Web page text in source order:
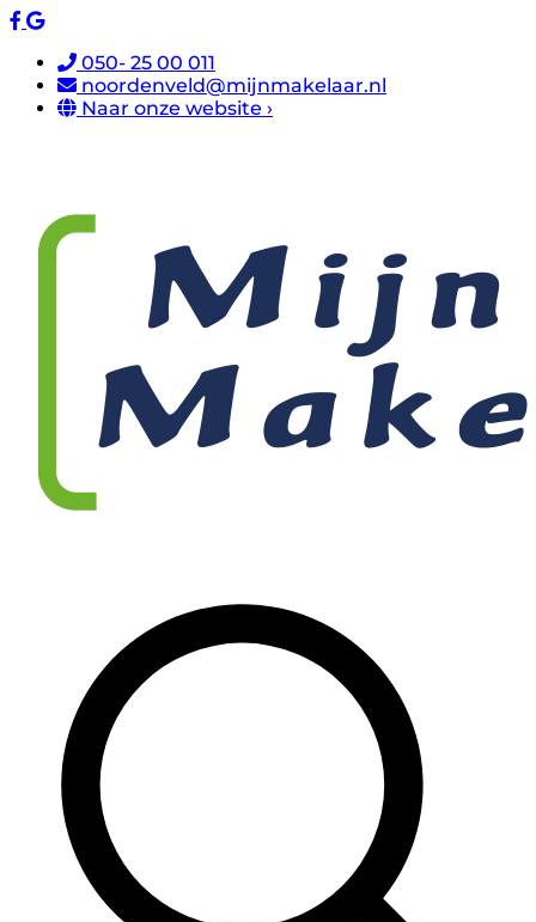
050- 25 00 011
noordenveld@mijnmakelaar.nl
Naar onze website ›